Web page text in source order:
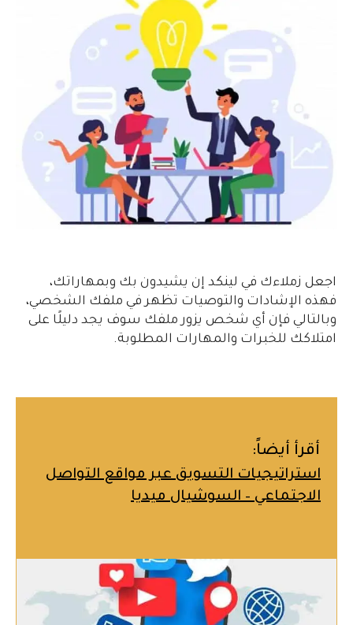
اجعل زملاءك في لينكد إن يشيدون بك وبمهاراتك،
فهذه الإشادات والتوصيات تظهر في ملفك الشخصي،
وبالتالي فإن أي شخص يزور ملفك سوف يجد دليلًا على
امتلاكك للخبرات والمهارات المطلوبة.
أقرأ أيضاً:
استراتيجيات التسويق عبر مواقع التواصل
الاجتماعي – السوشيال ميديا